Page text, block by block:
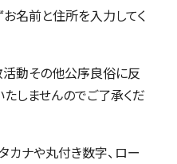
名前と住所を入力してく
動その他公序良俗に反
しませんのでご了承くだ
ナや丸付き数字、ロー